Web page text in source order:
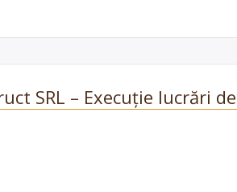
SRL – Execuție lucrări